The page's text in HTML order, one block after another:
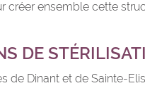
créer ensemble cette
DE
de Dinant et de Sainte-